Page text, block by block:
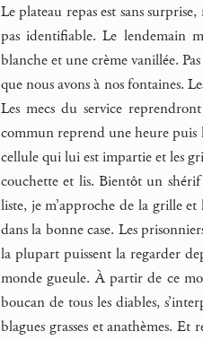
Le plateau repas est sans
pas identifiable. Le lendemain
blanche et une crème vanillée.
que nous avons à nos fontaines.
Les mecs du service
commun reprend une heure puis
cellule qui lui est impartie et les
couchette et lis. Bientôt un
liste, je m’approche de la grille
dans la bonne case. Les
la plupart puissent la regarder
monde gueule. À partir de ce
boucan de tous les diables,
blagues grasses et anathèmes.